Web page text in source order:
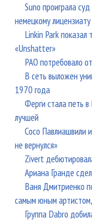
Suno проиграла
немецкому лицензиату
Linkin Park
«Unshatter»
РАО потребовало
В сеть выложен
1970 года
Ферги стала петь
лучшей
Сосо Павлиашвили
не вернулся»
Zivert
Ариана Гранде
Ваня Дмитриенко
самым юным
Группа Dabro